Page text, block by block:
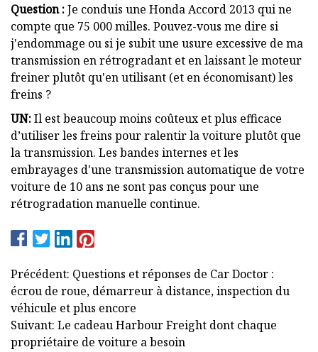
Question :Je conduis une Honda Accord 2013 qui ne
compte que 75 000 milles. Pouvez-vous me dire si
j'endommage ou si je subit une usure excessive de ma
transmission en rétrogradant et en laissant le moteur
freiner plutôt qu'en utilisant (et en économisant) les
freins ?
UN:Il est beaucoup moins coûteux et plus efficace
d’utiliser les freins pour ralentir la voiture plutôt que
la transmission. Les bandes internes et les
embrayages d'une transmission automatique de votre
voiture de 10 ans ne sont pas conçus pour une
rétrogradation manuelle continue.
Précédent: Questions et réponses de Car Doctor :
écrou de roue, démarreur à distance, inspection du
véhicule et plus encore
Suivant: Le cadeau Harbour Freight dont chaque
propriétaire de voiture a besoin